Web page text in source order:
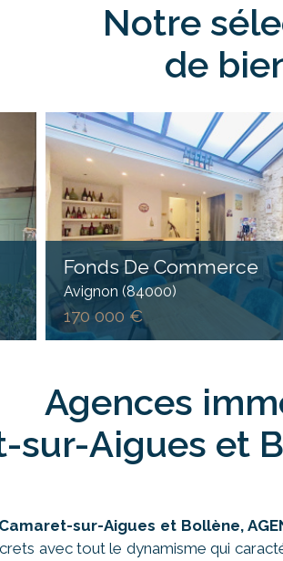
notre
de
Fonds De Commerce
Avignon (84000)
170 000 €
Agences
sur-Aigues et
sur-Aigues et Bollène,
avec tout le dynamisme qui